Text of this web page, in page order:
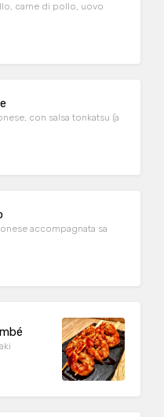
con salsa tonkatsu (a
accompagnata sa